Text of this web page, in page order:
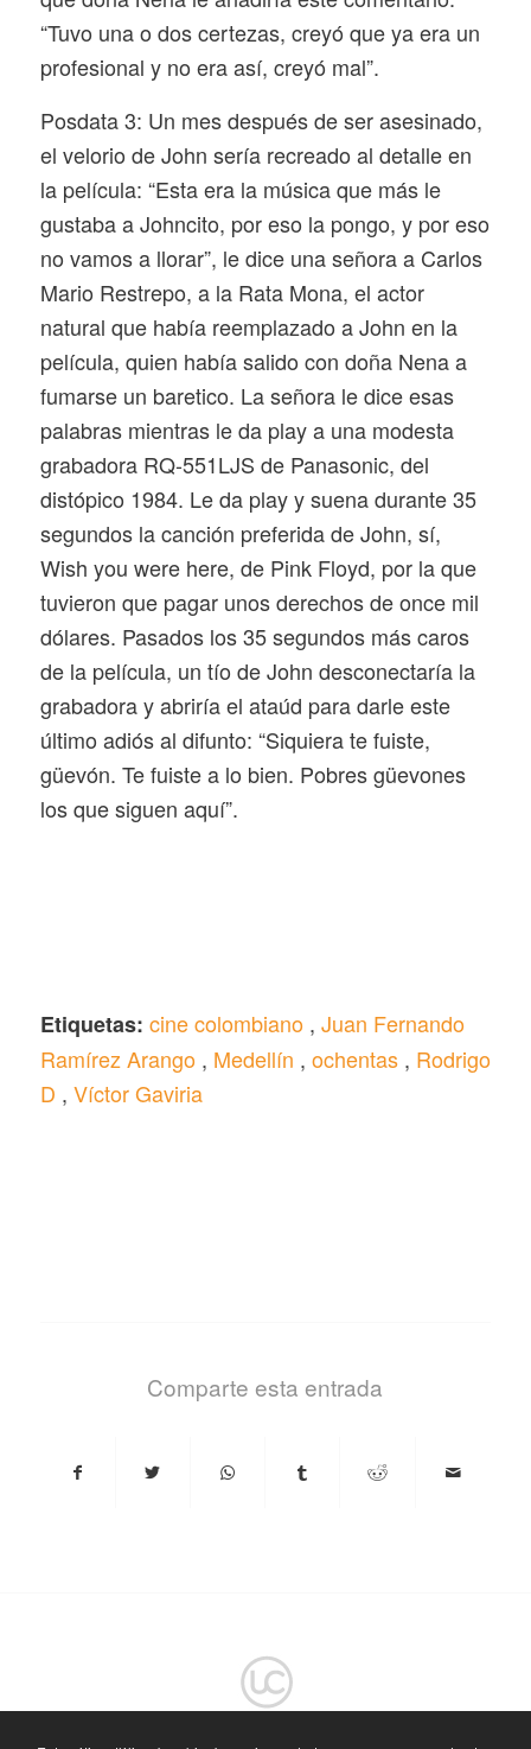
“Tuvo una o dos certezas, creyó que ya era un
profesional y no era así, creyó mal”.
Posdata 3: Un mes después de ser asesinado,
el velorio de John sería recreado al detalle en
la película: “Esta era la música que más le
gustaba a Johncito, por eso la pongo, y por eso
no vamos a llorar”, le dice una señora a Carlos
Mario Restrepo, a la Rata Mona, el actor
natural que había reemplazado a John en la
película, quien había salido con doña Nena a
fumarse un baretico. La señora le dice esas
palabras mientras le da playa una modesta
grabadora RQ-551LJS de Panasonic, del
distópico 1984. Le da playy suena durante 35
segundos la canción preferida de John, sí,
Wish you were here, de Pink Floyd, por la que
tuvieron que pagar unos derechos de once mil
dólares. Pasados los 35 segundos más caros
de la película, un tío de John desconectaría la
grabadora y abriría el ataúd para darle este
último adiós al difunto: “Siquiera te fuiste,
güevón. Te fuiste a lo bien. Pobres güevones
los que siguen aquí”.
Etiquetas: cine colombiano, Juan Fernando
Ramírez Arango, Medellín , ochentas, Rodrigo
D , Víctor Gaviria
Comparte esta entrada